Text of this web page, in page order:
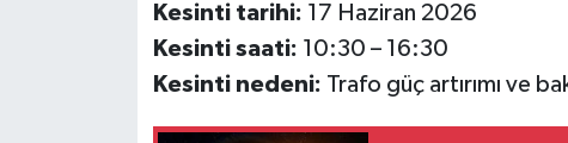
Kesinti tarihi: 17 Haziran 2026
Kesinti saati: 10:30 – 16:30
Kesinti nedeni: Trafo güç artırımı ve